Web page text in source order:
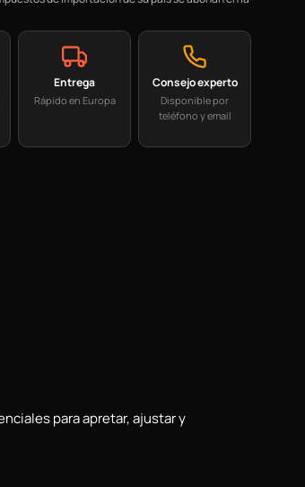
Entrega
Rápido en Europa
Consejo experto
Disponible por
teléfono y email
para apretar, ajustar y